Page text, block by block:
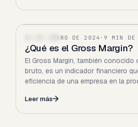
26 DE ENERO DE 2024 · 9 MIN DE
¿Qué es el Gross Margin?
El Gross Margin, también conocido
bruto, es un indicador financiero
eficiencia de una empresa en la
Leer más